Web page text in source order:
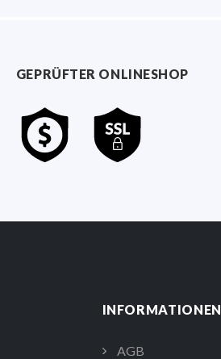
GEPRÜFTER ONLINESHOP
INFORMATIONEN
AGB